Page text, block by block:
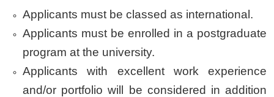
Applicants must be classed as international.
Applicants must be enrolled in a postgraduate
program at the university.
Applicants with excellent work experience
and/or portfolio will be considered in addition